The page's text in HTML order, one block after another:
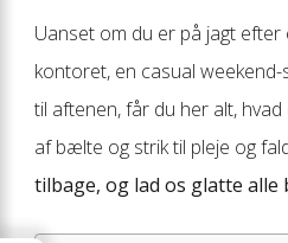
Uanset om du er på jagt efter
kontoret, en casual
til aftenen, får du her alt,
af bælte og strik til pleje og
tilbage, og lad os glatte alle